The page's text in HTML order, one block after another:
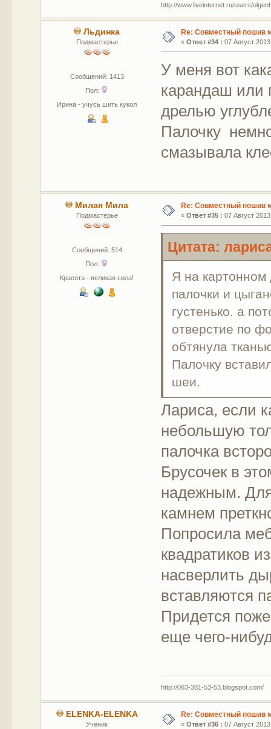
http://www.liveinternet.ru/users/
Льдинка
Подмастерье
Сообщений: 1413
Пол:
Ирина - учусь шить кукол
Re: Совместный пошив
« Ответ #34 : 07 Август
У меня вот
карандаш или
дрелью
Палочку
смазывала
Милая Мила
Подмастерье
Сообщений: 514
Пол:
Красота - великая сила!
Re: Совместный пошив
« Ответ #35 : 07 Август
Цитата:
Я на картонном
палочки и
густенько. а
отверстие по
обтянула
Палочку
шеи.
Лариса, если
небольшую
палочка
Брусочек в
надежным.
камнем
Попросила
квадратиков
насверлить
вставляются
Придется
еще чего-
http://063-381-53-53.blogspot.com/
ELENKA-ELENKA
Ученик
Re: Совместный пошив
« Ответ #36 : 07 Август